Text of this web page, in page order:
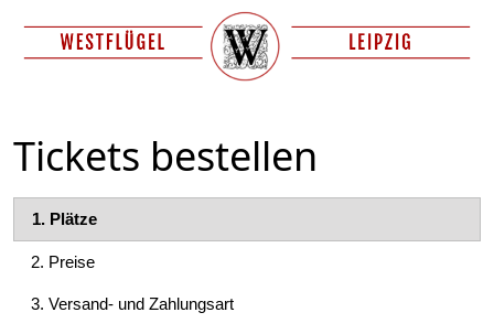
Tickets bestellen
1. Plätze
2. Preise
3. Versand- und Zahlungsart